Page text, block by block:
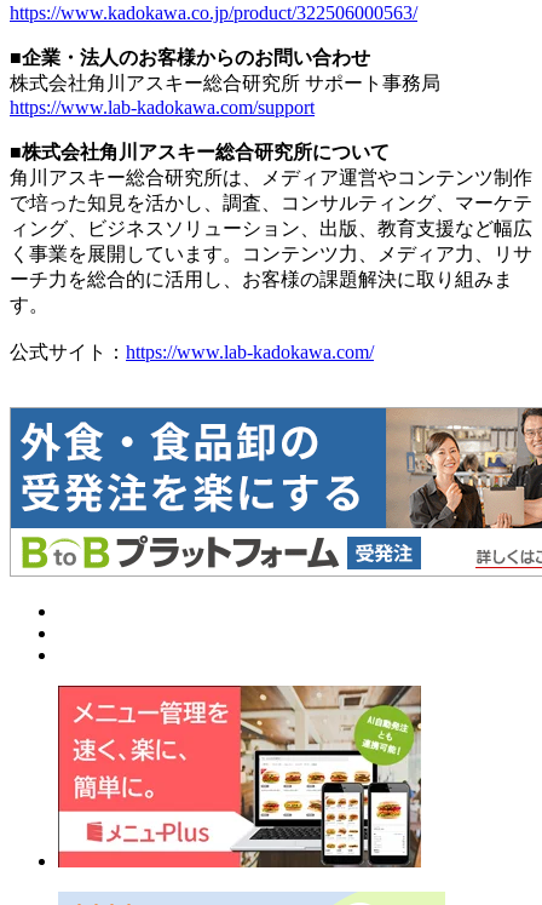
https://www.kadokawa.co.jp/product/322506000563/
■企業・法人のお客様からのお問い合わせ
株式会社角川アスキー総合研究所 サポート事務局
https://www.lab-kadokawa.com/support
■株式会社角川アスキー総合研究所について
角川アスキー総合研究所は、メディア運営やコンテンツ制作
で培った知見を活かし、調査、コンサルティング、マーケテ
ィング、ビジネスソリューション、出版、教育支援など幅広
く事業を展開しています。コンテンツ力、メディア力、リサ
ーチ力を総合的に活用し、お客様の課題解決に取り組みま
す。
公式サイト： https://www.lab-kadokawa.com/